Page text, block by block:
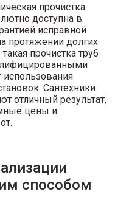
прочистка
доступна в
исправной
протяжении долгих
прочистка труб
использования
Сантехники
отличный результат,
цены и
способом